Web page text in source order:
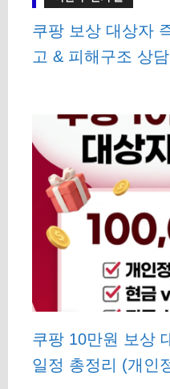
쿠팡 보상 대상자
고 & 피해구조 상담
쿠팡 10만원 보상
일정 총정리 (개인